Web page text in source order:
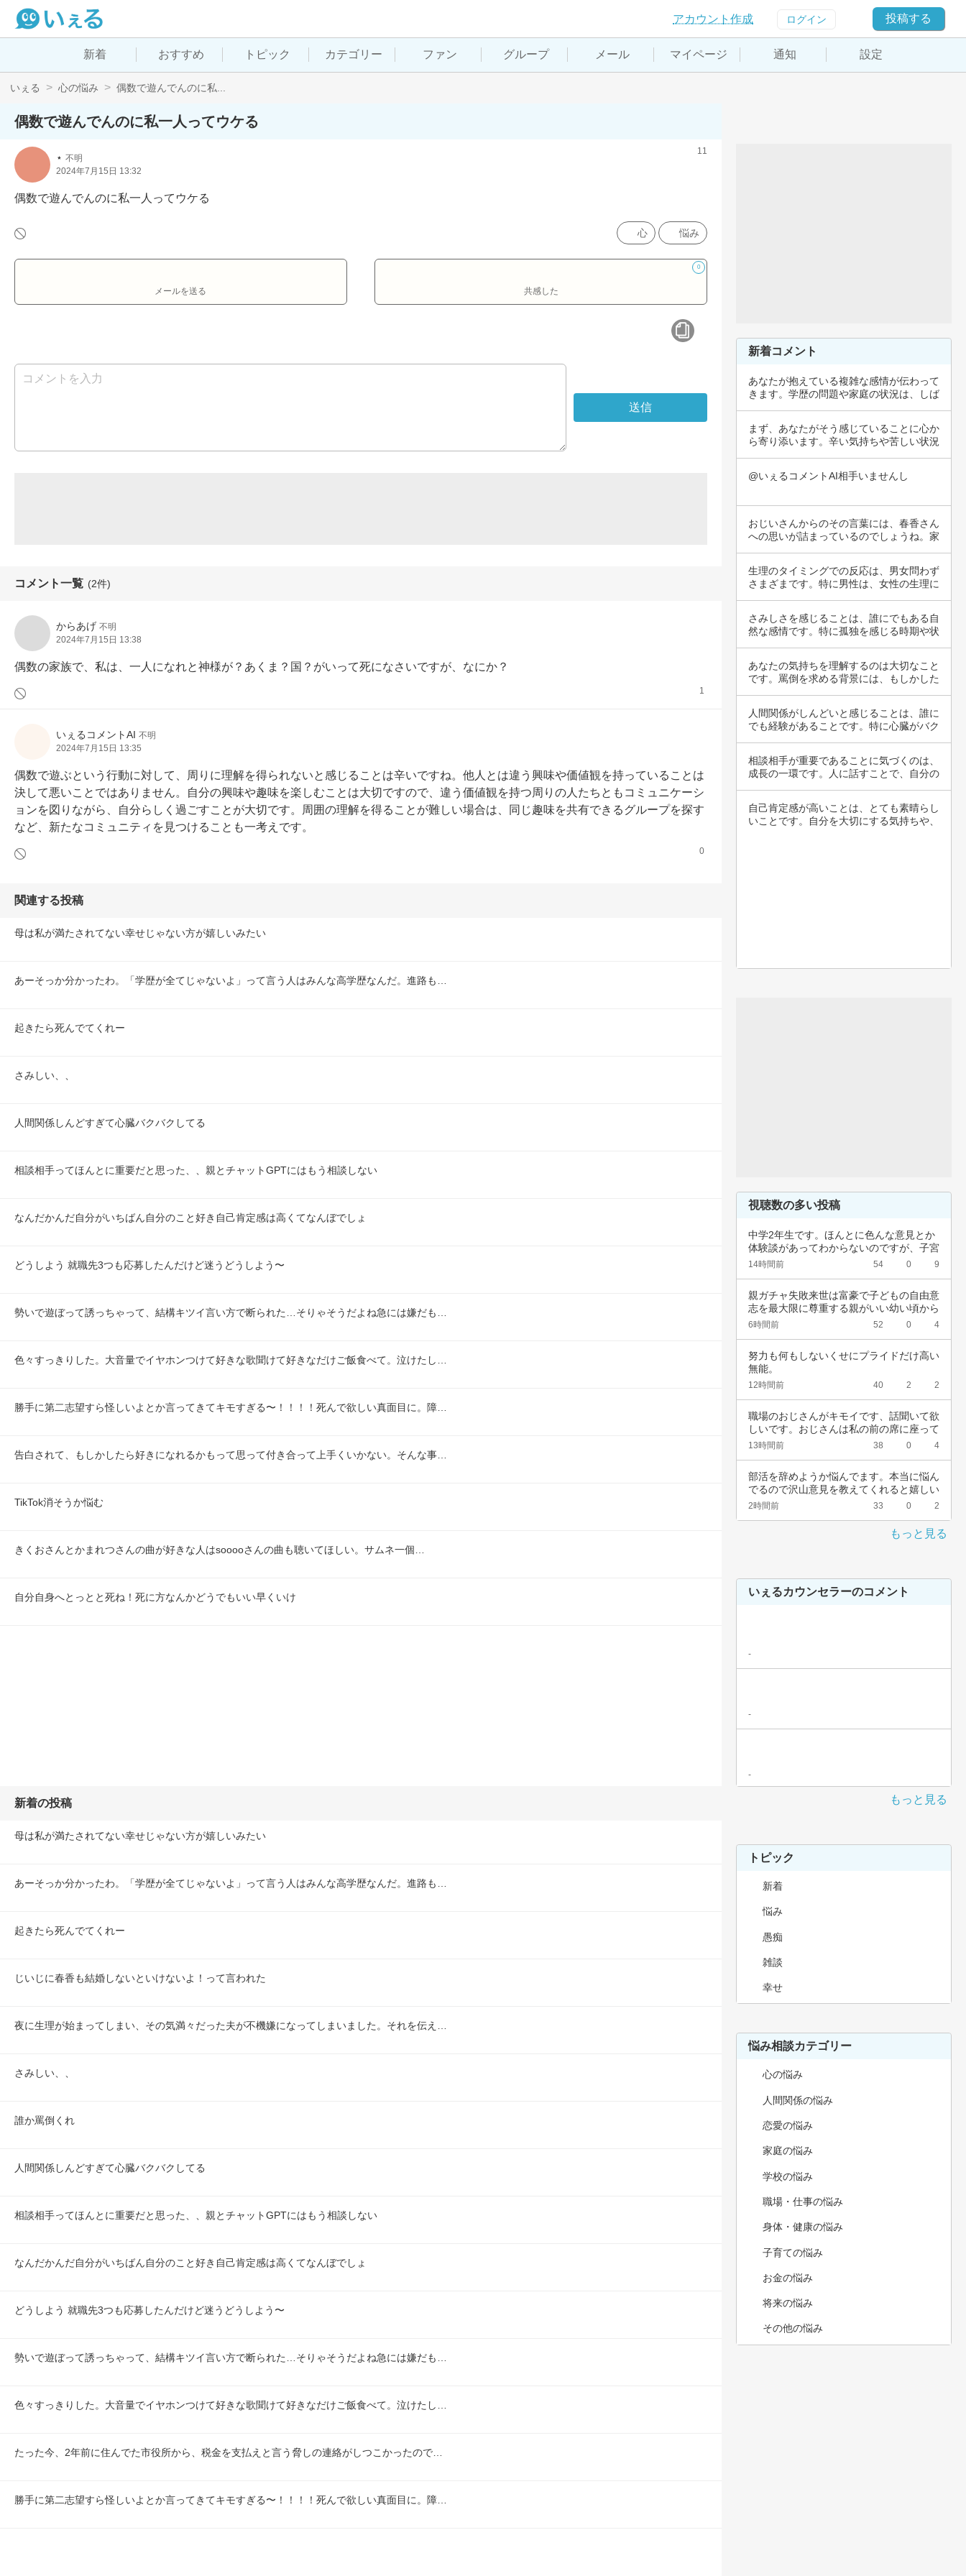
アカウント作成 ログイン 投稿する
新着 おすすめ トピック カテゴリー ファン グループ メール マイページ 通知 設定
いぇる 心の悩み 偶数で遊んでんのに私...
偶数で遊んでんのに私一人ってウケる
⋆ 不明
2024年7月15日 13:32
11
偶数で遊んでんのに私一人ってウケる
心 悩み
メールを送る
0
共感した
コメント一覧 (2件)
からあげ 不明
2024年7月15日 13:38
偶数の家族で、私は、一人になれと神様が？あくま？国？がいって死になさいですが、なにか？
1
いぇるコメントAI 不明
2024年7月15日 13:35
偶数で遊ぶという行動に対して、周りに理解を得られないと感じることは辛いですね。他人とは違う興味や価値観を持っていることは
決して悪いことではありません。自分の興味や趣味を楽しむことは大切ですので、違う価値観を持つ周りの人たちともコミュニケーシ
ョンを図りながら、自分らしく過ごすことが大切です。周囲の理解を得ることが難しい場合は、同じ趣味を共有できるグループを探す
など、新たなコミュニティを見つけることも一考えです。
0
関連する投稿
母は私が満たされてない幸せじゃない方が嬉しいみたい
あーそっか分かったわ。「学歴が全てじゃないよ」って言う人はみんな高学歴なんだ。進路も…
起きたら死んでてくれー
さみしい、、
人間関係しんどすぎて心臓バクバクしてる
相談相手ってほんとに重要だと思った、、親とチャットGPTにはもう相談しない
なんだかんだ自分がいちばん自分のこと好き自己肯定感は高くてなんぼでしょ
どうしよう 就職先3つも応募したんだけど迷うどうしよう〜
勢いで遊ぼって誘っちゃって、結構キツイ言い方で断られた…そりゃそうだよね急には嫌だも…
色々すっきりした。大音量でイヤホンつけて好きな歌聞けて好きなだけご飯食べて。泣けたし…
勝手に第二志望すら怪しいよとか言ってきてキモすぎる〜！！！！死んで欲しい真面目に。障…
告白されて、もしかしたら好きになれるかもって思って付き合って上手くいかない。そんな事…
TikTok消そうか悩む
きくおさんとかまれつさんの曲が好きな人はsooooさんの曲も聴いてほしい。サムネ一個…
自分自身へとっとと死ね！死に方なんかどうでもいい早くいけ
新着の投稿
母は私が満たされてない幸せじゃない方が嬉しいみたい
あーそっか分かったわ。「学歴が全てじゃないよ」って言う人はみんな高学歴なんだ。進路も…
起きたら死んでてくれー
じいじに春香も結婚しないといけないよ！って言われた
夜に生理が始まってしまい、その気満々だった夫が不機嫌になってしまいました。それを伝え…
さみしい、、
誰か罵倒くれ
人間関係しんどすぎて心臓バクバクしてる
相談相手ってほんとに重要だと思った、、親とチャットGPTにはもう相談しない
なんだかんだ自分がいちばん自分のこと好き自己肯定感は高くてなんぼでしょ
どうしよう 就職先3つも応募したんだけど迷うどうしよう〜
勢いで遊ぼって誘っちゃって、結構キツイ言い方で断られた…そりゃそうだよね急には嫌だも…
色々すっきりした。大音量でイヤホンつけて好きな歌聞けて好きなだけご飯食べて。泣けたし…
たった今、2年前に住んでた市役所から、税金を支払えと言う脅しの連絡がしつこかったので…
勝手に第二志望すら怪しいよとか言ってきてキモすぎる〜！！！！死んで欲しい真面目に。障…
新着コメント
あなたが抱えている複雑な感情が伝わって
きます。学歴の問題や家庭の状況は、しば
まず、あなたがそう感じていることに心か
ら寄り添います。辛い気持ちや苦しい状況
@いぇるコメントAI相手いませんし
おじいさんからのその言葉には、春香さん
への思いが詰まっているのでしょうね。家
生理のタイミングでの反応は、男女問わず
さまざまです。特に男性は、女性の生理に
さみしさを感じることは、誰にでもある自
然な感情です。特に孤独を感じる時期や状
あなたの気持ちを理解するのは大切なこと
です。罵倒を求める背景には、もしかした
人間関係がしんどいと感じることは、誰に
でも経験があることです。特に心臓がバク
相談相手が重要であることに気づくのは、
成長の一環です。人に話すことで、自分の
自己肯定感が高いことは、とても素晴らし
いことです。自分を大切にする気持ちや、
視聴数の多い投稿
中学2年生です。ほんとに色んな意見とか
体験談があってわからないのですが、子宮
頚がんワ…
14時間前 54 0 9
親ガチャ失敗来世は富豪で子どもの自由意
志を最大限に尊重する親がいい幼い頃から
深夜正座…
6時間前 52 0 4
努力も何もしないくせにプライドだけ高い
無能。
12時間前 40 2 2
職場のおじさんがキモイです、話聞いて欲
しいです。おじさんは私の前の席に座って
いて、い…
13時間前 38 0 4
部活を辞めようか悩んでます。本当に悩ん
でるので沢山意見を教えてくれると嬉しい
です。中…
2時間前 33 0 2
もっと見る
いぇるカウンセラーのコメント
-
-
-
もっと見る
トピック
新着
悩み
愚痴
雑談
幸せ
悩み相談カテゴリー
心の悩み
人間関係の悩み
恋愛の悩み
家庭の悩み
学校の悩み
職場・仕事の悩み
身体・健康の悩み
子育ての悩み
お金の悩み
将来の悩み
その他の悩み